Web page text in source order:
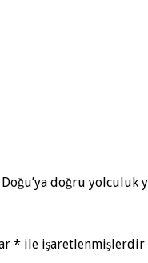
doğru
* ile işaretlenmişlerdir